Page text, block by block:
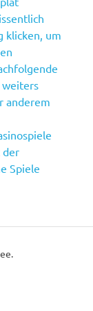
klicken, um
weiters
anderem
der
Spiele